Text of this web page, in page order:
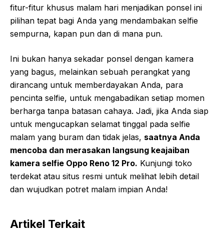
fitur-fitur khusus malam hari menjadikan ponsel ini
pilihan tepat bagi Anda yang mendambakan selfie
sempurna, kapan pun dan di mana pun.
Ini bukan hanya sekadar ponsel dengan kamera
yang bagus, melainkan sebuah perangkat yang
dirancang untuk memberdayakan Anda, para
pencinta selfie, untuk mengabadikan setiap momen
berharga tanpa batasan cahaya. Jadi, jika Anda siap
untuk mengucapkan selamat tinggal pada selfie
malam yang buram dan tidak jelas, saatnya Anda
mencoba dan merasakan langsung keajaiban
kamera selfie Oppo Reno 12 Pro. Kunjungi toko
terdekat atau situs resmi untuk melihat lebih detail
dan wujudkan potret malam impian Anda!
Artikel Terkait